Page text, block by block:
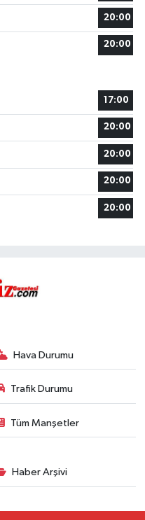
20:00
20:00
17:00
20:00
20:00
20:00
20:00
Hava Durumu
Trafik Durumu
Tüm Manşetler
Haber Arşivi